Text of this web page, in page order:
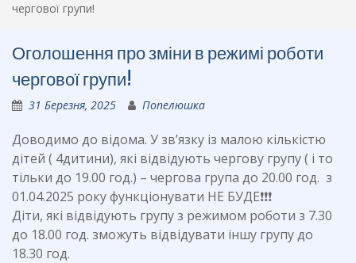
чергової групи!
Оголошення про зміни в режимі роботи
чергової групи!
31 Березня, 2025 Попелюшка
Доводимо до відома. У звʼязку із малою кількістю
дітей ( 4дитини), які відвідують чергову групу ( і то
тільки до 19.00 год.) – чергова група до 20.00 год. з
01.04.2025 року функціонувати НЕ БУДЕ❗️❗️❗️
Діти, які відвідують групу з режимом роботи з 7.30
до 18.00 год. зможуть відвідувати іншу групу до
18.30 год.